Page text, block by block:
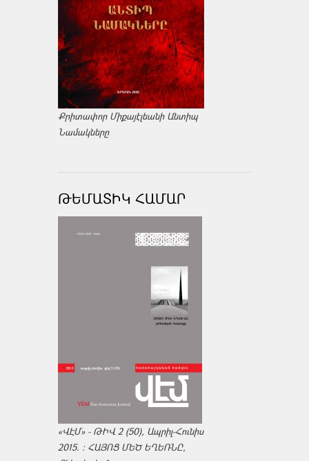
Քրիտափոր Միքայէլեանի Անտիպ
Նամակները
ԹԵՄԱՏԻԿ ՀԱՄԱՐ
«ՎԷՄ» - ԹԻՎ 2 (50), Ապրիլ-Հունիս
2015. : ՀԱՅՈՑ ՄԵԾ ԵՂԵՌՆԸ,